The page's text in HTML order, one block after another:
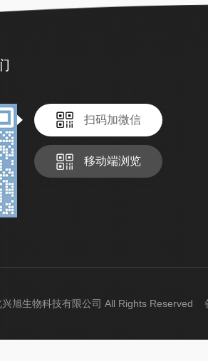
扫码加微信
移动端浏览
旭生物科技有限公司 All Rights Reserved